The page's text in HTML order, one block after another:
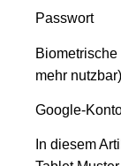
Passwort
mehr nutzbar)
Google-
In diesem